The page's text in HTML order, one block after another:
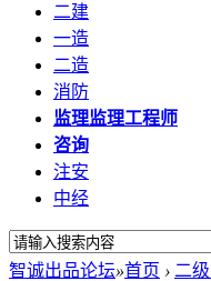
二建
一造
二造
消防
监理监理工程师
咨询
注安
中经
智诚出品论坛»首页 › 二